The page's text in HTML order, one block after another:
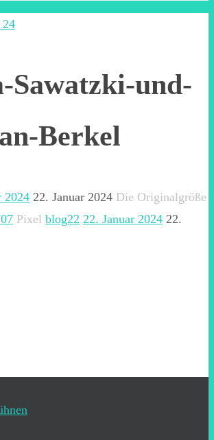
Sawatzki-und-
Berkel
2024 22. Januar 2024 Die Originalgröße
Pixel blog22 22. Januar 2024 22.